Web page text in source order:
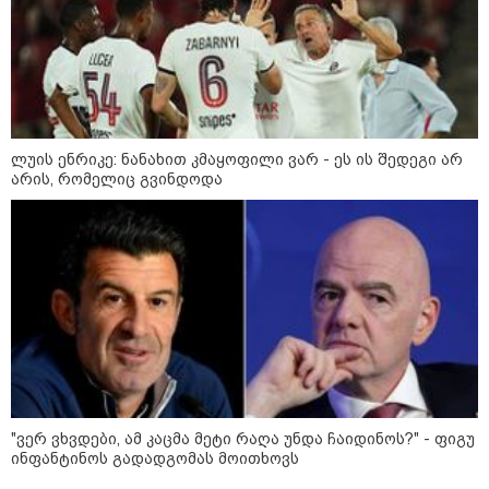
„ორ სკამზე ჯდომის“
შესაძლებლობა შეიძლება
დასრულდეს“ - მირიან
მირიანაშვილის ანალიზი
ჯარისკაცი, რომელიც 29 წელი
იბრძოდა, რადგან ომის
დამთავრების არ სჯეროდა...
მეცნიერება
ლუის ენრიკე: ნანახით კმაყოფილი ვარ - ეს ის შედეგი არ
არის, რომელიც გვინდოდა
"ვერ ვხვდები, ამ კაცმა მეტი რაღა უნდა ჩაიდინოს?" - ფიგუ
ინფანტინოს გადადგომას მოითხოვს